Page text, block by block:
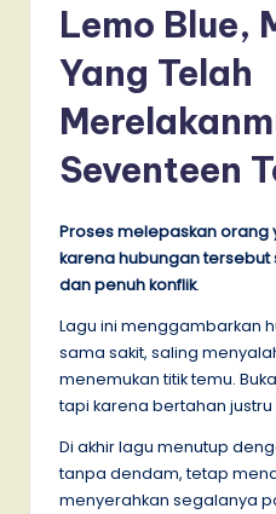
Lemo Blue,
Yang Telah
Seventeen
Proses melepaskan orang
karena hubungan
dan penuh konflik.
Lagu ini menggambarkan
sama sakit, saling
menemukan titik temu.
tapi karena bertahan justru
Di akhir lagu menutup
tanpa dendam, tetap
menyerahkan segalanya